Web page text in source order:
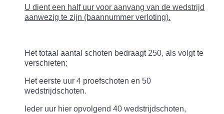
U dient een half uur voor aanvang van de wedstrijd
aanwezig te zijn (baannummer verloting).
Het totaal aantal schoten bedraagt 250, als volgt te
verschieten;
Het eerste uur 4 proefschoten en 50
wedstrijdschoten.
Ieder uur hier opvolgend 40 wedstrijdschoten,